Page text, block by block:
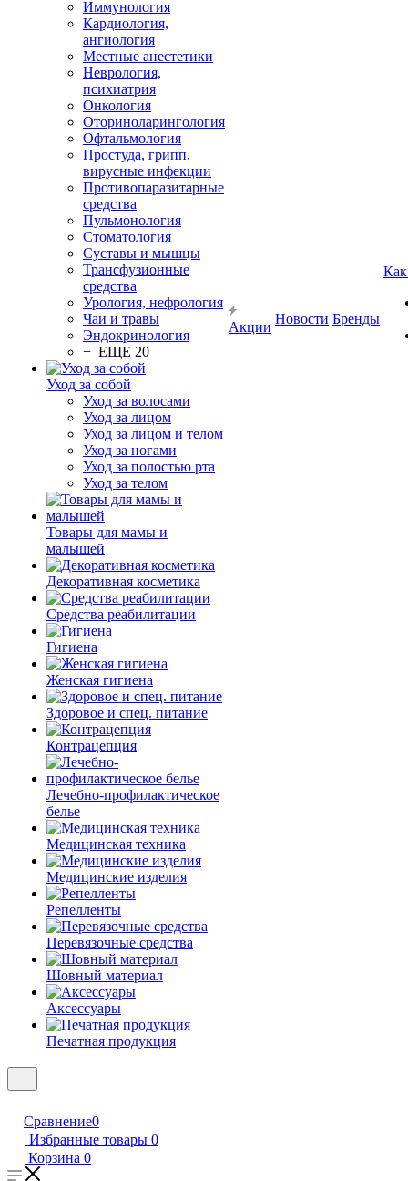
Иммунология
Кардиология,
ангиология
Местные анестетики
Неврология,
психиатрия
Онкология
Оториноларингология
Офтальмология
Простуда, грипп,
вирусные инфекции
Противопаразитарные
средства
Пульмонология
Стоматология
Суставы и мышцы
Трансфузионные
средства
Урология, нефрология
Чаи и травы
Эндокринология
+ ЕЩЕ 20
Уход за собой
Уход за волосами
Уход за лицом
Уход за лицом и телом
Уход за ногами
Уход за полостью рта
Уход за телом
Товары для мамы и
малышей
Декоративная косметика
Средства реабилитации
Гигиена
Женская гигиена
Здоровое и спец. питание
Контрацепция
Лечебно-профилактическое
белье
Медицинская техника
Медицинские изделия
Репелленты
Перевязочные средства
Шовный материал
Аксессуары
Печатная продукция
Акции
Новости Бренды
Сравнение0
Избранные товары 0
Корзина 0